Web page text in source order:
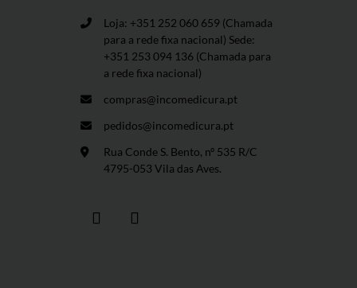
Loja: +351 252 060 659 (Chamada
para a rede fixa nacional) Sede:
+351 253 094 136 (Chamada para
a rede fixa nacional)
compras@incomedicura.pt
pedidos@incomedicura.pt
Rua Conde S. Bento, nº 535 R/C
4795-053 Vila das Aves.